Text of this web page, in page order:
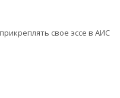
свое эссе в АИС